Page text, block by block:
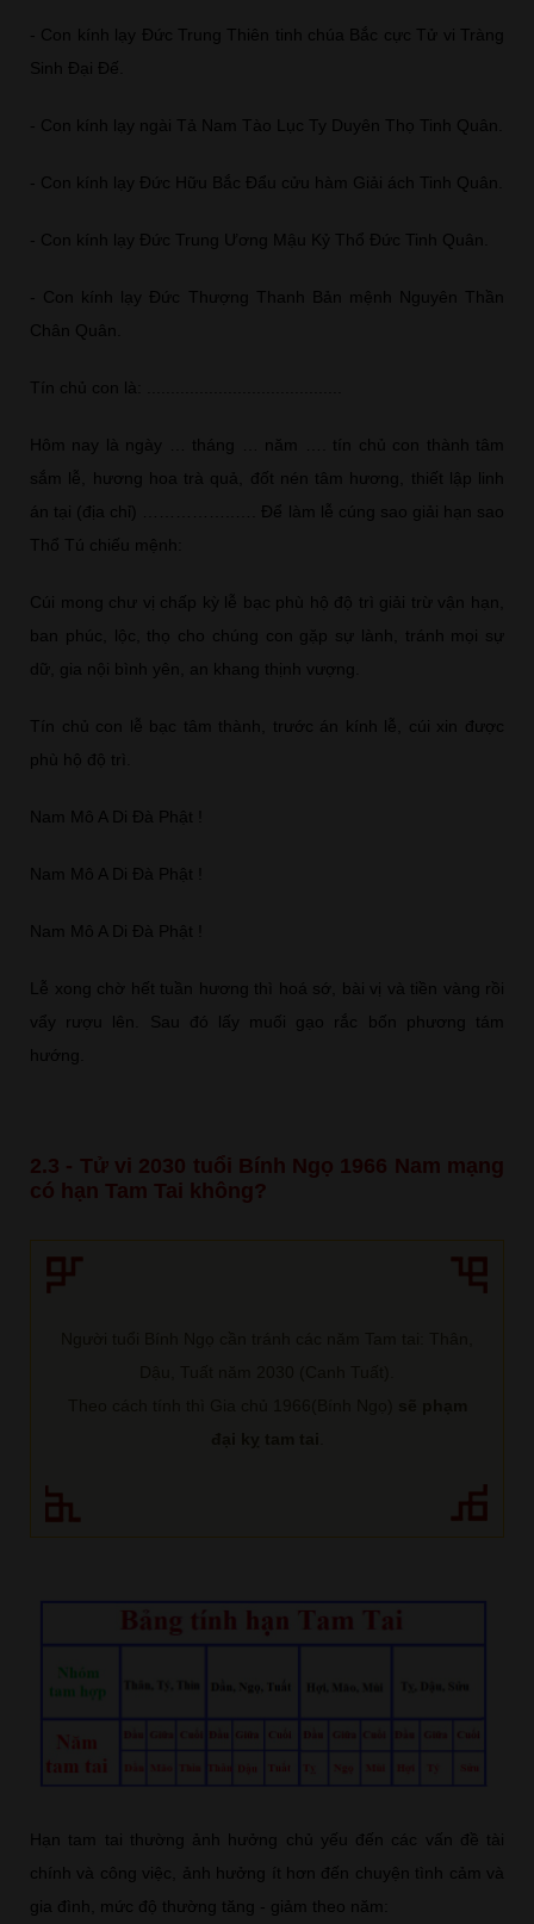
- Con kính lạy Đức Trung Thiên tinh chúa Bắc cực Tử vi Tràng
Sinh Đại Đế.
- Con kính lạy ngài Tả Nam Tào Lục Ty Duyên Thọ Tinh Quân.
- Con kính lạy Đức Hữu Bắc Đẩu cửu hàm Giải ách Tinh Quân.
- Con kính lạy Đức Trung Ương Mậu Kỷ Thổ Đức Tinh Quân.
- Con kính lạy Đức Thượng Thanh Bản mệnh Nguyên Thần
Chân Quân.
Tín chủ con là: .........................................
Hôm nay là ngày … tháng … năm …. tín chủ con thành tâm
sắm lễ, hương hoa trà quả, đốt nén tâm hương, thiết lập linh
án tại (địa chỉ) ……………..…. Để làm lễ cúng sao giải hạn sao
Thổ Tú chiếu mệnh:
Cúi mong chư vị chấp kỳ lễ bạc phù hộ độ trì giải trừ vận hạn,
ban phúc, lộc, thọ cho chúng con gặp sự lành, tránh mọi sự
dữ, gia nội bình yên, an khang thịnh vượng.
Tín chủ con lễ bạc tâm thành, trước án kính lễ, cúi xin được
phù hộ độ trì.
Nam Mô A Di Đà Phật !
Nam Mô A Di Đà Phật !
Nam Mô A Di Đà Phật !
Lễ xong chờ hết tuần hương thì hoá sớ, bài vị và tiền vàng rồi
vẩy rượu lên. Sau đó lấy muối gạo rắc bốn phương tám
hướng.
2.3 - Tử vi 2030 tuổi Bính Ngọ 1966 Nam mạng
có hạn Tam Tai không?
Hạn tam tai thường ảnh hưởng chủ yếu đến các vấn đề tài
chính và công việc, ảnh hưởng ít hơn đến chuyện tình cảm và
gia đình, mức độ thường tăng - giảm theo năm: